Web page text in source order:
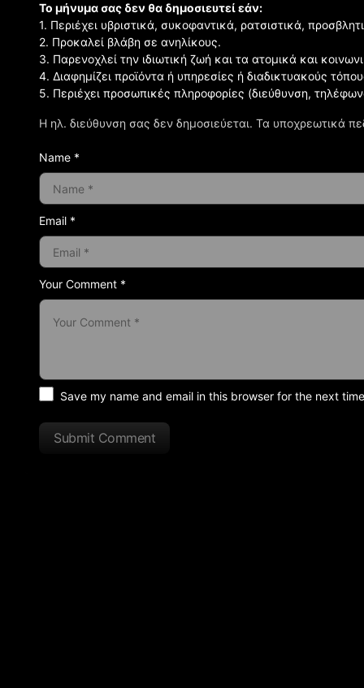
Η ηλ. διεύθυνση σας δεν δημοσιεύεται. Τα υποχρεωτικά
Your Comment *
Το μήνυμα σας δεν θα δημοσιευτεί εάν:
1. Περιέχει υβριστικά, συκοφαντικά, ρατσιστικά,
2. Προκαλεί βλάβη σε ανηλίκους.
3. Παρενοχλεί την ιδιωτική ζωή και τα ατομικά και
4. Διαφημίζει προϊόντα ή υπηρεσίες ή διαδικτυακούς
5. Περιέχει προσωπικές πληροφορίες (διεύθυνση,
Name *
Email *
Save my name and email in this browser for the next
Submit Comment